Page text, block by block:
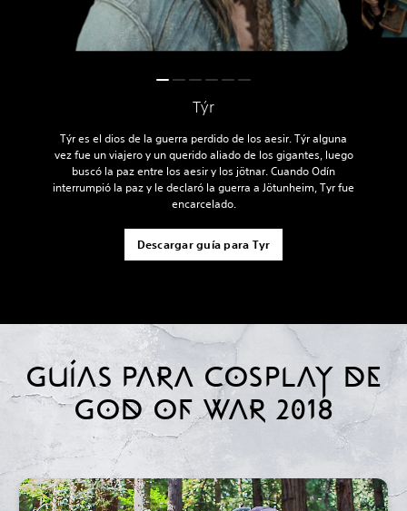
Týr
Týr es el dios de la guerra perdido de los aesir. Týr alguna
vez fue un viajero y un querido aliado de los gigantes, luego
buscó la paz entre los aesir y los jötnar. Cuando Odín
interrumpió la paz y le declaró la guerra a Jötunheim, Tyr fue
encarcelado.
Descargar guía para Tyr
GUÍAS PARA COSPLAY DE
GOD OF WAR 2018